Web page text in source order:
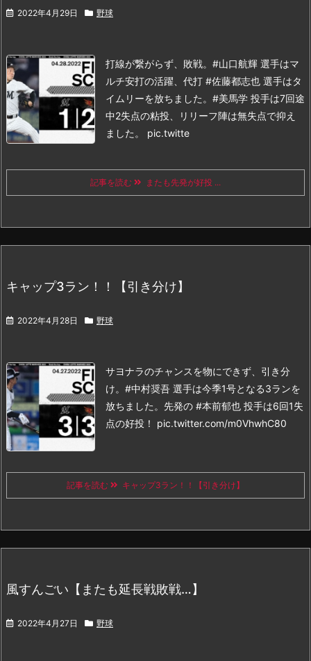
2022年4月29日 野球
打線が繋がらず、敗戦。#山口航輝 選手はマ
ルチ安打の活躍、代打 #佐藤都志也 選手はタ
イムリーを放ちました。#美馬学 投手は7回途
中2失点の粘投、リリーフ陣は無失点で抑え
ました。 pic.twitte
記事を読む またも先発が好投 ...
キャップ3ラン！！【引き分け】
2022年4月28日 野球
サヨナラのチャンスを物にできず、引き分
け。#中村奨吾 選手は今季1号となる3ランを
放ちました。 先発の #本前郁也 投手は6回1失
点の好投！ pic.twitter.com/m0VhwhC80
記事を読む キャップ3ラン！！【引き分け】
風すんごい【またも延長戦敗戦…】
2022年4月27日 野球